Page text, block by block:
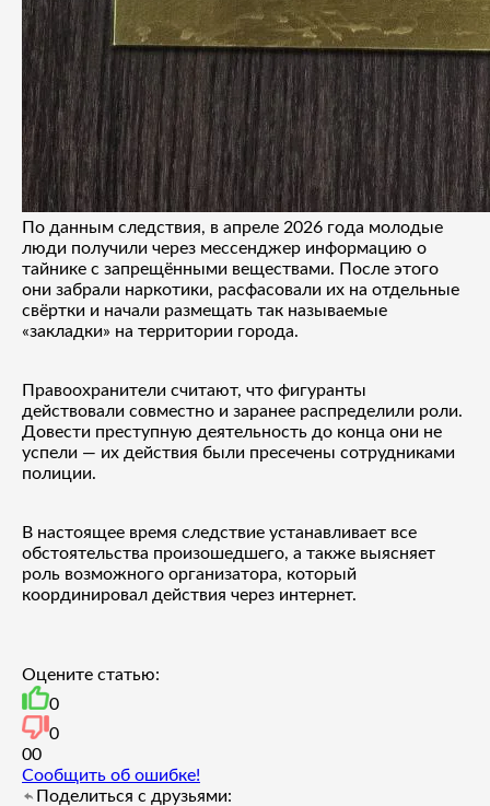
По данным следствия, в апреле 2026 года молодые
люди получили через мессенджер информацию о
тайнике с запрещёнными веществами. После этого
они забрали наркотики, расфасовали их на отдельные
свёртки и начали размещать так называемые
«закладки» на территории города.
Правоохранители считают, что фигуранты
действовали совместно и заранее распределили роли.
Довести преступную деятельность до конца они не
успели — их действия были пресечены сотрудниками
полиции.
В настоящее время следствие устанавливает все
обстоятельства произошедшего, а также выясняет
роль возможного организатора, который
координировал действия через интернет.
Оцените статью:
0
0
00
Сообщить об ошибке!
Поделиться с друзьями: